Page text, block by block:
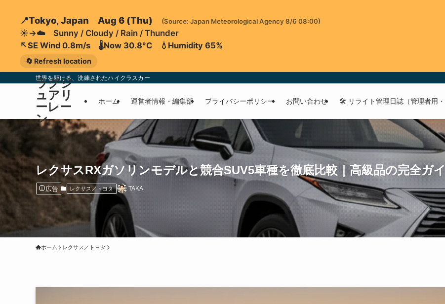
📍Tokyo, Japan Aug 6 (Thu) (Source: Japan Meteorological Agency 8/6 08:00)
☀️→☁️ Sunny / Cloudy / Rain / Thunder
↖️SE Wind 0.8m/s 🌡️Now 30.8°C 💧Humidity 65%
🔄 Refresh location
世界を駆ける、洗練されたハイクラスカー
ラグジ
ュアリ
ーレー
ン
ホーム 運営者情報・編集部 プライバシーポリシー お問い合わせ 🛠 リライト管理日誌（管理者用
レクサスRXガソリンモデルと競合SUV5車種を徹底比較｜高級品の完全ガ
広告 レクサス／トヨタ TAKA
ホーム レクサス／トヨタ